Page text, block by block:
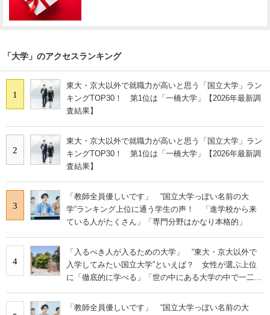
「大学」のアクセスランキング
1
東大・京大以外で就職力が高いと思う「国立大学」ラン
キングTOP30！ 第1位は「一橋大学」【2026年最新調
査結果】
2
東大・京大以外で就職力が高いと思う「国立大学」ラン
キングTOP30！ 第1位は「一橋大学」【2026年最新調
査結果】
3
「教師全員優しいです」 “国立大学っぽい名前の大
学”ランキング上位に通う学生の声！ 「進学校から来
ている人がたくさん」「専門分野はかなり本格的」
4
「入るべき人が入るための大学」 “東大・京大以外で
入学してみたい国立大学”といえば？ 女性が選ぶ上位
に「徹底的に学べる」「世の中にある大学の中で一二を
「教師全員優しいです」 “国立大学っぽい名前の大